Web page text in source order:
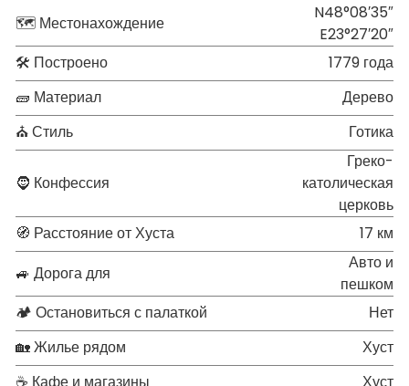
🗺 Местонахождение
N48°08′35″
E23°27′20″
🛠 Построено
1779 года
🧱 Материал
Дерево
⛪ Стиль
Готика
🧔 Конфессия
Греко-
католическая
церковь
🧭 Расстояние от Хуста
17 км
🚙 Дорога для
Авто и
пешком
🏕 Остановиться с палаткой
Нет
🏡 Жилье рядом
Хуст
☕ Кафе и магазины
Хуст